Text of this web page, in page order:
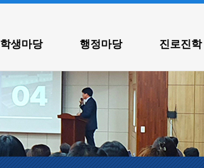
학생마당 행정마당 진로진학